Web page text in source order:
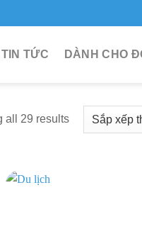
TỨC DÀNH CHO
all 29 results